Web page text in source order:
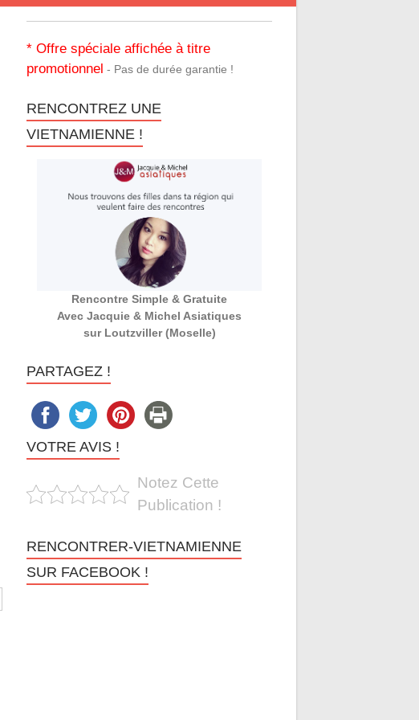
* Offre spéciale affichée à titre
promotionnel - Pas de durée garantie !
RENCONTREZ UNE
VIETNAMIENNE !
Rencontre Simple & Gratuite
Avec Jacquie & Michel Asiatiques
sur Loutzviller (Moselle)
PARTAGEZ !
VOTRE AVIS !
Notez Cette
Publication !
RENCONTRER-VIETNAMIENNE
SUR FACEBOOK !